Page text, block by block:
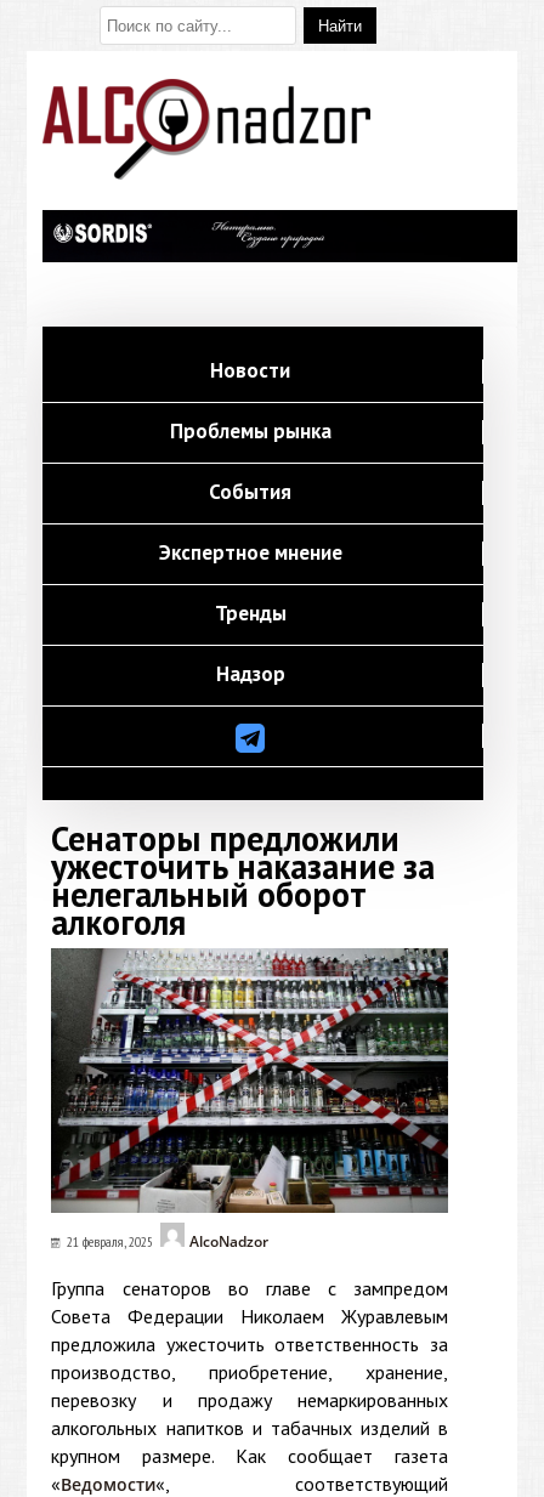
Новости
Проблемы рынка
События
Экспертное мнение
Тренды
Надзор
Сенаторы предложили
ужесточить наказание за
нелегальный оборот
алкоголя
21 февраля, 2025 AlcoNadzor
Группа сенаторов во главе с зампредом
Совета Федерации Николаем Журавлевым
предложила ужесточить ответственность за
производство, приобретение, хранение,
перевозку и продажу немаркированных
алкогольных напитков и табачных изделий в
крупном размере. Как сообщает газета
«Ведомости«, соответствующий